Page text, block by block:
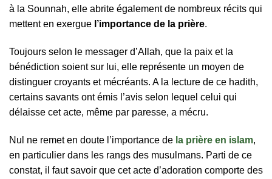
à la Sounnah, elle abrite également de nombreux récits qui
mettent en exergue l’importance de la prière.
Toujours selon le messager d’Allah, que la paix et la
bénédiction soient sur lui, elle représente un moyen de
distinguer croyants et mécréants. A la lecture de ce hadith,
certains savants ont émis l’avis selon lequel celui qui
délaisse cet acte, même par paresse, a mécru.
Nul ne remet en doute l’importance de la prière en islam,
en particulier dans les rangs des musulmans. Parti de ce
constat, il faut savoir que cet acte d’adoration comporte des